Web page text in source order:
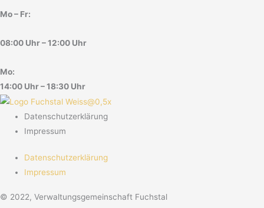
Mo – Fr:
08:00 Uhr – 12:00 Uhr
Mo:
14:00 Uhr – 18:30 Uhr
Datenschutzerklärung
Impressum
Datenschutzerklärung
Impressum
© 2022, Verwaltungsgemeinschaft Fuchstal